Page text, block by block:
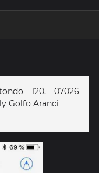
120, 07026
Golfo Aranci